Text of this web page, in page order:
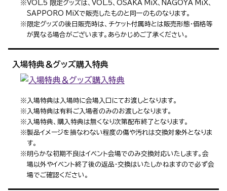
※VOL.5 限定グッズは、VOL.5、OSAKA MiX、NAGOYA MiX、
SAPPORO MiXで販売したものと同一のものなります。
※限定グッズの後日販売時は、チケット付属時とは販売形態・価格等
が異なる場合がございます。あらかじめご了承ください。
入場特典＆グッズ購入特典
※入場特典は入場時に会場入口にてお渡しとなります。
※入場特典は有料ご入場者のみのお渡しとなります。
※入場特典、購入特典は無くなり次第配布終了となります。
※製品イメージを損なわない程度の傷や汚れは交換対象外となりま
す。
※明らかな初期不良はイベント会場でのみ交換対応いたします。会
場以外やイベント終了後の返品・交換はいたしかねますので必ず会
場でご確認ください。